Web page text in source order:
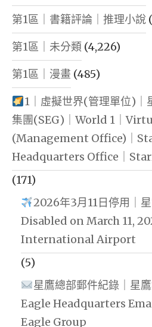
第1區｜書籍評論｜推理小說
第1區｜未分類 (4,226)
第1區｜漫畫 (485)
1｜虛擬世界(管理單位)｜
集團(SEG)｜World 1｜
(Management Office)｜
Headquarters Office｜
(171)
2026年3月11日停用｜星
Disabled on March 11,
International Airport
(5)
星鷹總部郵件紀錄｜星
Eagle Headquarters
Eagle Group